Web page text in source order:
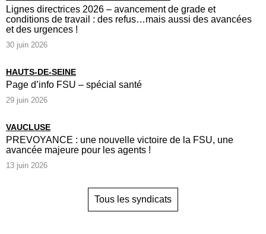
Lignes directrices 2026 – avancement de grade et
conditions de travail : des refus…mais aussi des avancées
et des urgences !
30 juin 2026
HAUTS-DE-SEINE
Page d’info FSU – spécial santé
29 juin 2026
VAUCLUSE
PREVOYANCE : une nouvelle victoire de la FSU, une
avancée majeure pour les agents !
13 juin 2026
Tous les syndicats